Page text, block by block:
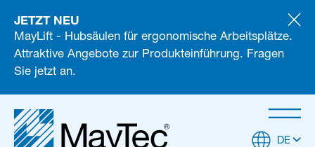
JETZT NEU
MayLift - Hubsäulen für ergonomische Arbeitsplätze.
Attraktive Angebote zur Produkteinführung. Fragen
Sie jetzt an.
DE